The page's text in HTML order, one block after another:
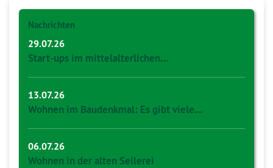
Nachrichten
29.07.26
Start-ups im mittelalterlichen…
13.07.26
Wohnen im Baudenkmal: Es gibt viele…
06.07.26
Wohnen in der alten Seilerei